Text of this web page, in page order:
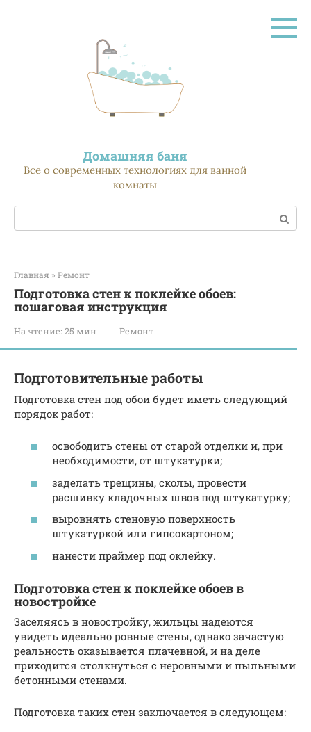
Домашняя баня
Все о современных технологиях для ванной
комнаты
Поиск:
Главная » Ремонт
Подготовка стен к поклейке обоев:
пошаговая инструкция
На чтение: 25 мин Ремонт
Подготовительные работы
Подготовка стен под обои будет иметь следующий
порядок работ:
освободить стены от старой отделки и, при
необходимости, от штукатурки;
заделать трещины, сколы, провести
расшивку кладочных швов под штукатурку;
выровнять стеновую поверхность
штукатуркой или гипсокартоном;
нанести праймер под оклейку.
Подготовка стен к поклейке обоев в
новостройке
Заселяясь в новостройку, жильцы надеются
увидеть идеально ровные стены, однако зачастую
реальность оказывается плачевной, и на деле
приходится столкнуться с неровными и пыльными
бетонными стенами.
Подготовка таких стен заключается в следующем: